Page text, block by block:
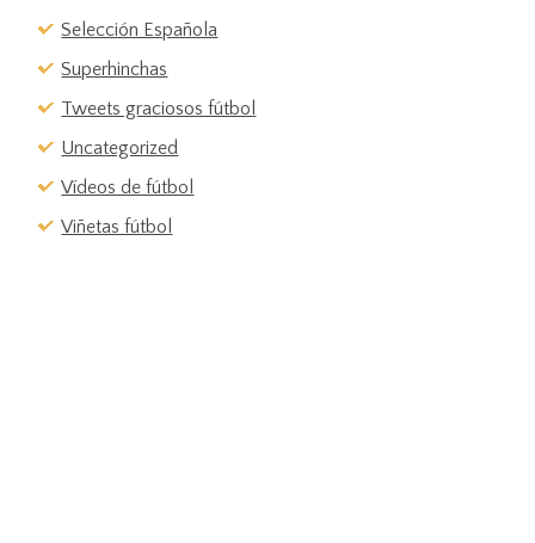
Selección Española
Superhinchas
Tweets graciosos fútbol
Uncategorized
Vídeos de fútbol
Viñetas fútbol